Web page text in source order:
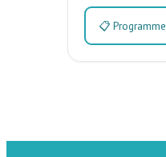
📋 Programme